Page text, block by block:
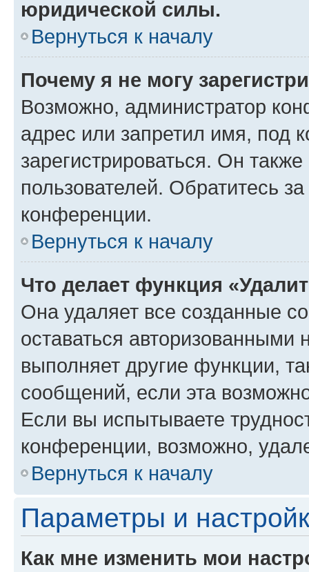
юридической силы.
Вернуться к началу
Почему я не могу
Возможно, администратор
адрес или запретил имя, под
зарегистрироваться. Он
пользователей. Обратитесь
конференции.
Вернуться к началу
Что делает функция
Она удаляет все созданные
оставаться авторизованными
выполняет другие функции,
сообщений, если эта
Если вы испытываете
конференции, возможно,
Вернуться к началу
Параметры и
Как мне изменить мои